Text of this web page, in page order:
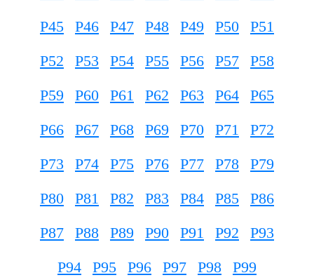
P45
P46 P47 P48 P49 P50
P51
P52
P53 P54 P55 P56 P57
P58
P59
P60 P61 P62 P63 P64
P65
P66
P67 P68 P69 P70 P71
P72
P73
P74 P75 P76 P77 P78
P79
P80
P81 P82 P83 P84 P85
P86
P87
P88 P89 P90 P91 P92
P93
P94
P95 P96 P97 P98
P99